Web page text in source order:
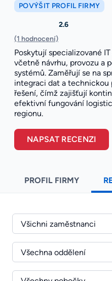
POVÝŠIT PROFIL FIRMY
2.6
(1 hodnocení)
Poskytují specializované
včetně návrhu, provozu a
systémů. Zaměřují se na
integraci dat a technickou
řešení, čímž zajišťují
efektivní fungování
regionu.
NAPSAT RECENZI
PROFIL FIRMY